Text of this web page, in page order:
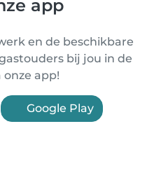
app
en de beschikbare
bij jou in de
app!
Google Play